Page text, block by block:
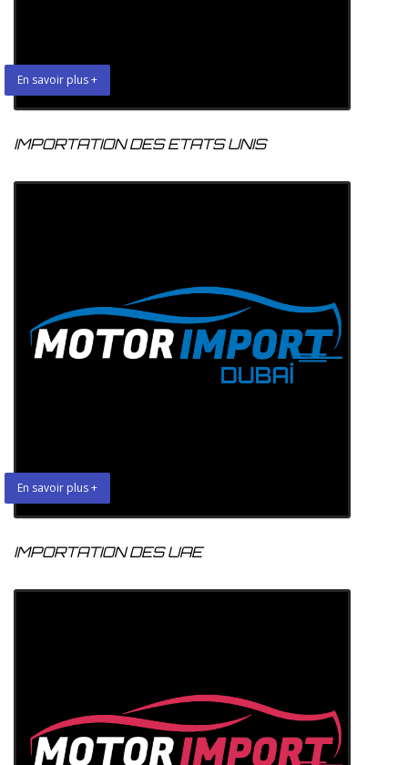
En savoir plus +
IMPORTATION DES ETATS UNIS
En savoir plus +
IMPORTATION DES UAE